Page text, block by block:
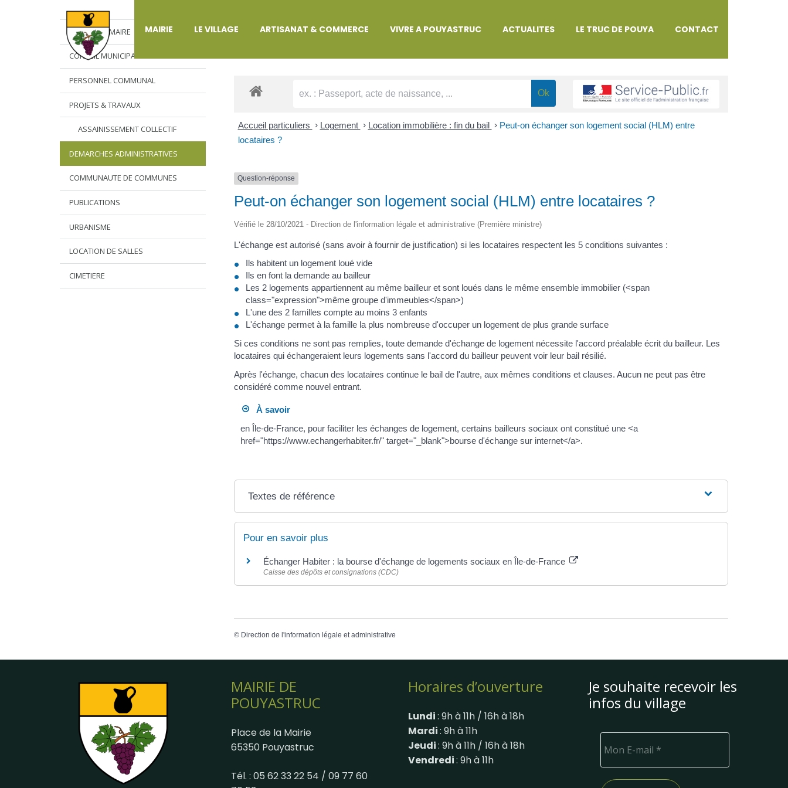
MAIRIE LE VILLAGE ARTISANAT & COMMERCE VIVRE A POUYASTRUC ACTUALITES LE TRUC DE POUYA CONTACT
L’EDITO DU MAIRE
CONSEIL MUNICIPAL
PERSONNEL COMMUNAL
PROJETS & TRAVAUX
ASSAINISSEMENT COLLECTIF
DEMARCHES ADMINISTRATIVES
COMMUNAUTE DE COMMUNES
PUBLICATIONS
URBANISME
LOCATION DE SALLES
CIMETIERE
DÉMARCHES ADMINISTRATIVES
Accueil particuliers > Logement > Location immobilière : fin du bail > Peut-on échanger son logement social (HLM) entre
locataires ?
Question-réponse
Peut-on échanger son logement social (HLM) entre locataires ?
Vérifié le 28/10/2021 - Direction de l'information légale et administrative (Première ministre)
L'échange est autorisé (sans avoir à fournir de justification) si les locataires respectent les 5 conditions suivantes :
Ils habitent un logement loué vide
Ils en font la demande au bailleur
Les 2 logements appartiennent au même bailleur et sont loués dans le même ensemble immobilier (<span
class="expression">même groupe d'immeubles</span>)
L'une des 2 familles compte au moins 3 enfants
L'échange permet à la famille la plus nombreuse d'occuper un logement de plus grande surface
Si ces conditions ne sont pas remplies, toute demande d'échange de logement nécessite l'accord préalable écrit du bailleur. Les
locataires qui échangeraient leurs logements sans l'accord du bailleur peuvent voir leur bail résilié.
Après l'échange, chacun des locataires continue le bail de l'autre, aux mêmes conditions et clauses. Aucun ne peut pas être
considéré comme nouvel entrant.
À savoir
en Île-de-France, pour faciliter les échanges de logement, certains bailleurs sociaux ont constitué une <a
href="https://www.echangerhabiter.fr/" target="_blank">bourse d'échange sur internet</a>.
Textes de référence
Pour en savoir plus
Échanger Habiter : la bourse d'échange de logements sociaux en Île-de-France
Caisse des dépôts et consignations (CDC)
© Direction de l'information légale et administrative
MAIRIE DE
POUYASTRUC
Place de la Mairie
65350 Pouyastruc
Tél. : 05 62 33 22 54 / 09 77 60
Horaires d’ouverture
Lundi: 9h à 11h / 16h à 18h
Mardi: 9h à 11h
Jeudi: 9h à 11h / 16h à 18h
Vendredi: 9h à 11h
Je souhaite recevoir les
infos du village